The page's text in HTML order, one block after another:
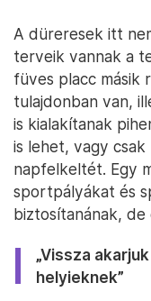
A düreresek itt
terveik vannak a
füves placc másik
tulajdonban van,
is kialakítanak
is lehet, vagy
napfelkeltét. Egy
sportpályákat és
biztosítanának,
„Vissza
helyieknek”